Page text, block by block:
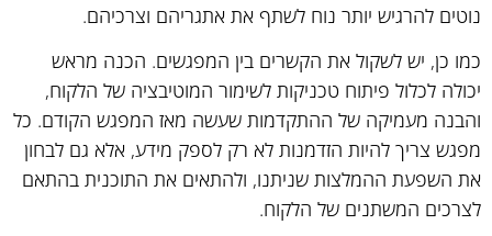
נוטים להרגיש יותר נוח לשתף את אתגריהם וצרכיהם.
כמו כן, יש לשקול את הקשרים בין המפגשים. הכנה מראש
יכולה לכלול פיתוח טכניקות לשימור המוטיבציה של הלקוח,
והבנה מעמיקה של ההתקדמות שעשה מאז המפגש הקודם. כל
מפגש צריך להיות הזדמנות לא רק לספק מידע, אלא גם לבחון
את השפעת ההמלצות שניתנו, ולהתאים את התוכנית בהתאם
לצרכים המשתנים של הלקוח.